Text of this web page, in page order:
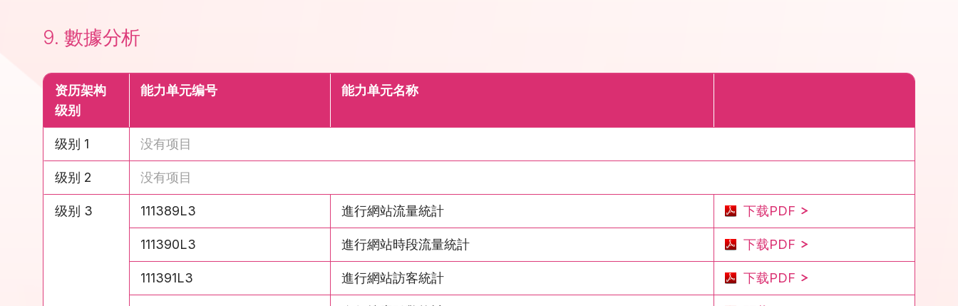
9. 數據分析
资历架构
级别
能力单元编号 能力单元名称
级别 1 没有项目
级别 2 没有项目
级别 3 111389L3 進行網站流量統計 下载PDF
111390L3 進行網站時段流量統計 下载PDF
111391L3 進行網站訪客統計 下载PDF